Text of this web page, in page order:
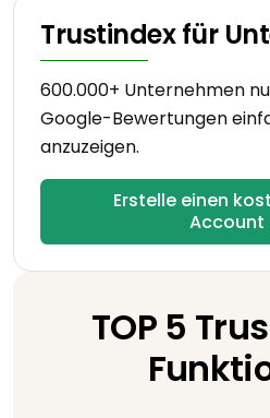
Trustindex für
600.000+ Unternehmen
Google-Bewertungen
anzuzeigen.
Erstelle einen
Account
TOP 5